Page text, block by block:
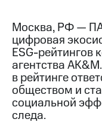
Контакты
Медиа-центр
Пресс-
релизы
МТС
Москва, РФ —
цифровая
ESG-рейтингов
агентства
в рейтинге
обществом и
социальной
следа.